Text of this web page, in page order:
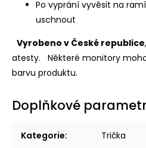
Po vyprání vyvěsit na
uschnout
Vyrobeno v České republice
atesty.
Některé monitory
barvu produktu.
Doplňkové
Kategorie: Trička